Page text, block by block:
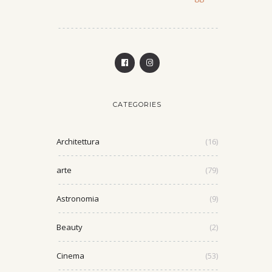
CATEGORIES
Architettura (16)
arte (79)
Astronomia (9)
Beauty (2)
Cinema (53)